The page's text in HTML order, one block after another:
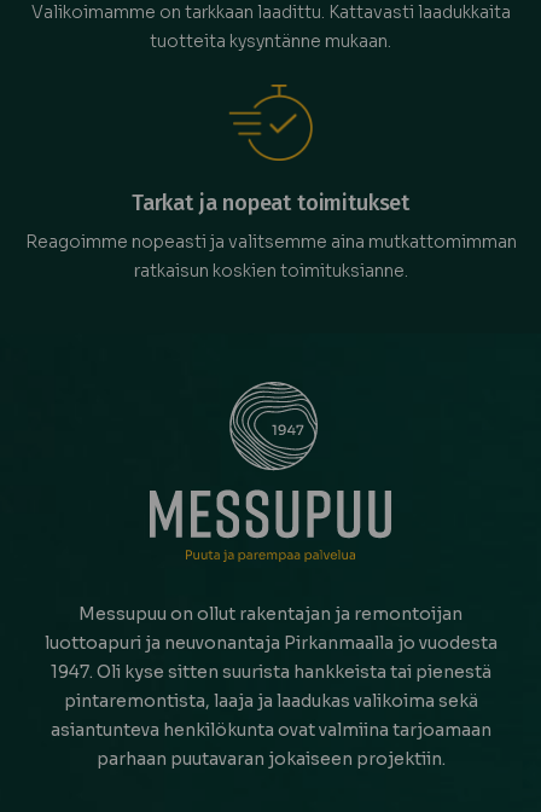
Valikoimamme on tarkkaan laadittu. Kattavasti laadukkaita
tuotteita kysyntänne mukaan.
Tarkat ja nopeat toimitukset
Reagoimme nopeasti ja valitsemme aina mutkattomimman
ratkaisun koskien toimituksianne.
Messupuu on ollut rakentajan ja remontoijan
luottoapuri ja neuvonantaja Pirkanmaalla jo vuodesta
1947. Oli kyse sitten suurista hankkeista tai pienestä
pintaremontista, laaja ja laadukas valikoima sekä
asiantunteva henkilökunta ovat valmiina tarjoamaan
parhaan puutavaran jokaiseen projektiin.